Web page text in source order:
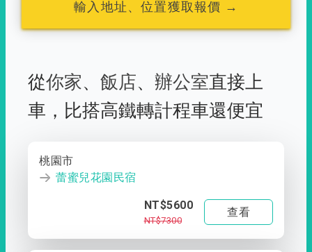
輸入地址、位置獲取報價 →
從你家、 飯店、 辦公室直接上
車， 比搭高鐵轉計程車還便宜
桃園市
蕾蜜兒花園民宿
NT$5600
NT$7300
查看